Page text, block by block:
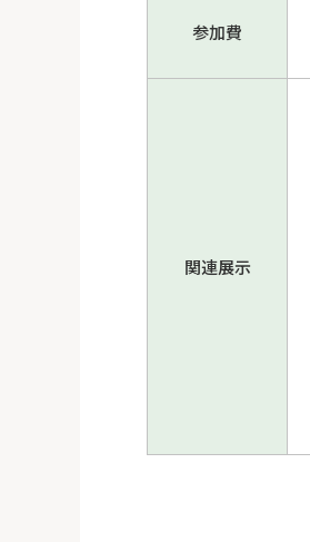
参加費
関連展示